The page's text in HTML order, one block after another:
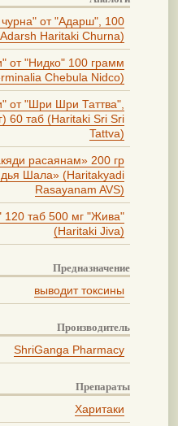
от "Адарш", 100
Haritaki Churna)
от "Нидко" 100 грамм
Chebula Nidco)
от "Шри Шри Таттва",
60 таб (Haritaki Sri Sri
Tattva)
расаянам» 200 гр
Шала» (Haritakyadi
Rasayanam AVS)
120 таб 500 мг "Жива"
(Haritaki Jiva)
Предназначение
выводит токсины
Производитель
ShriGanga Pharmacy
Препараты
Харитаки